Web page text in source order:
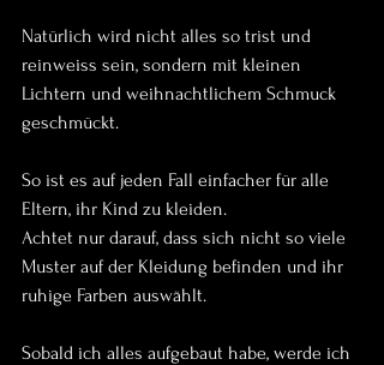
Natürlich wird nicht alles so trist und
reinweiss sein, sondern mit kleinen
Lichtern und weihnachtlichem Schmuck
geschmückt.
So ist es auf jeden Fall einfacher für alle
Eltern, ihr Kind zu kleiden.
Achtet nur darauf, dass sich nicht so viele
Muster auf der Kleidung befinden und ihr
ruhige Farben auswählt.
Sobald ich alles aufgebaut habe, werde ich